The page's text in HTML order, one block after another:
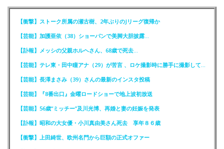
【衝撃】ストーク所属の瀬古樹、2年ぶりのJリーグ復帰か
【芸能】加護亜依（38）ショーパンで美脚大胆披露…
【訃報】メッシの父親ホルヘさん、68歳で死去…
【芸能】テレ東・田中瞳アナ（29）が苦言 、ロケ撮影時に勝手に撮影してくる人達に注意喚起
【芸能】長澤まさみ（39）さんの最新のインスタ投稿
【芸能】『8番出口』金曜ロードショーで地上波初放送
【芸能】56歳“ミッチー”及川光博、再婚と妻の妊娠を発表
【訃報】昭和の大女優・小川真由美さん死去 享年８６歳
【衝撃】上田綺世、欧州名門から巨額の正式オファー